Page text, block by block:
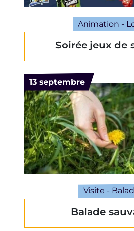
Animation -
Soirée jeux de
Visite -
Le
13 septembre
Balade